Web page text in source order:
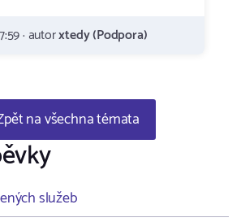
· autorxtedy (Podpora)
na všechna témata
služeb